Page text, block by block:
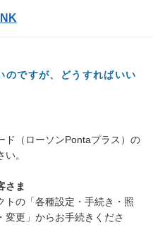
のですが、どうすればいい
ド（ローソンPontaプラス）の
。
さま
トの「各種設定・手続き・照
更」からお手続きくださ